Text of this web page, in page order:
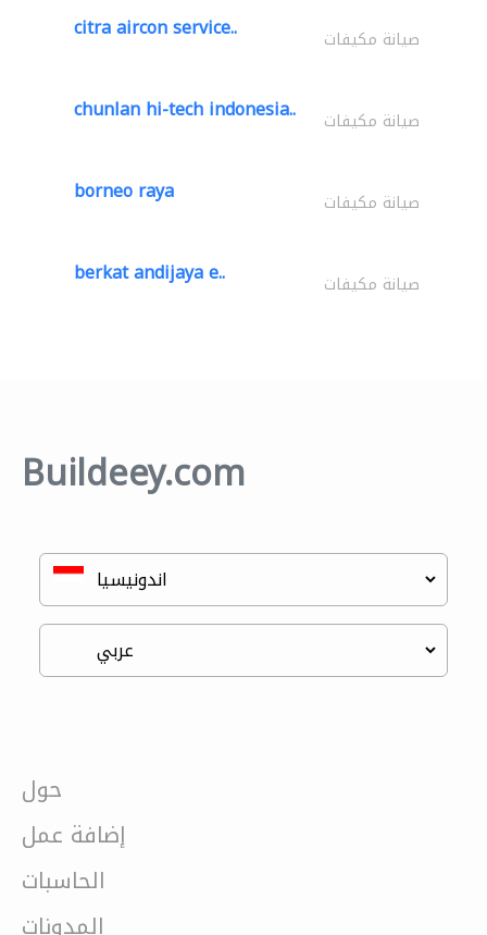
citra aircon service.. صيانة مكيفات
chunlan hi-tech indonesia.. صيانة مكيفات
borneo raya صيانة مكيفات
berkat andijaya e.. صيانة مكيفات
Buildeey.com
حول
إضافة عمل
الحاسبات
المدونات